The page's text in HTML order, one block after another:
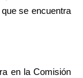
se encuentra
en la Comisión